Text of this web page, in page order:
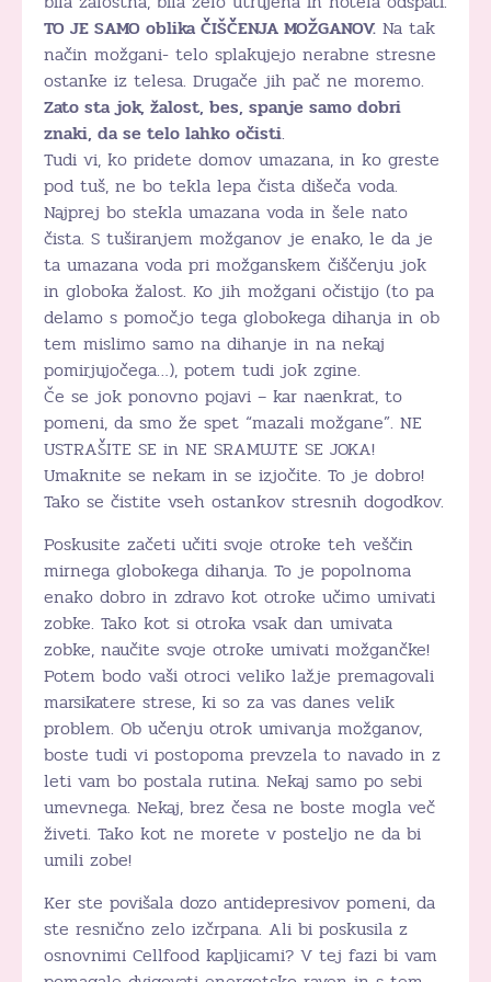
TO JE SAMO oblika ČIŠČENJA MOŽGANOV. Na tak
način možgani- telo splakujejo nerabne stresne
ostanke iz telesa. Drugače jih pač ne moremo.
Zato sta jok, žalost, bes, spanje samo dobri
znaki, da se telo lahko očisti.
Tudi vi, ko pridete domov umazana, in ko greste
pod tuš, ne bo tekla lepa čista dišeča voda.
Najprej bo stekla umazana voda in šele nato
čista. S tuširanjem možganov je enako, le da je
ta umazana voda pri možganskem čiščenju jok
in globoka žalost. Ko jih možgani očistijo (to pa
delamo s pomočjo tega globokega dihanja in ob
tem mislimo samo na dihanje in na nekaj
pomirjujočega…), potem tudi jok zgine.
Če se jok ponovno pojavi – kar naenkrat, to
pomeni, da smo že spet “mazali možgane”. NE
USTRAŠITE SE in NE SRAMUJTE SE JOKA!
Umaknite se nekam in se izjočite. To je dobro!
Tako se čistite vseh ostankov stresnih dogodkov.
Poskusite začeti učiti svoje otroke teh veščin
mirnega globokega dihanja. To je popolnoma
enako dobro in zdravo kot otroke učimo umivati
zobke. Tako kot si otroka vsak dan umivata
zobke, naučite svoje otroke umivati možgančke!
Potem bodo vaši otroci veliko lažje premagovali
marsikatere strese, ki so za vas danes velik
problem. Ob učenju otrok umivanja možganov,
boste tudi vi postopoma prevzela to navado in z
leti vam bo postala rutina. Nekaj samo po sebi
umevnega. Nekaj, brez česa ne boste mogla več
živeti. Tako kot ne morete v posteljo ne da bi
umili zobe!
Ker ste povišala dozo antidepresivov pomeni, da
ste resnično zelo izčrpana. Ali bi poskusila z
osnovnimi Cellfood kapljicami? V tej fazi bi vam